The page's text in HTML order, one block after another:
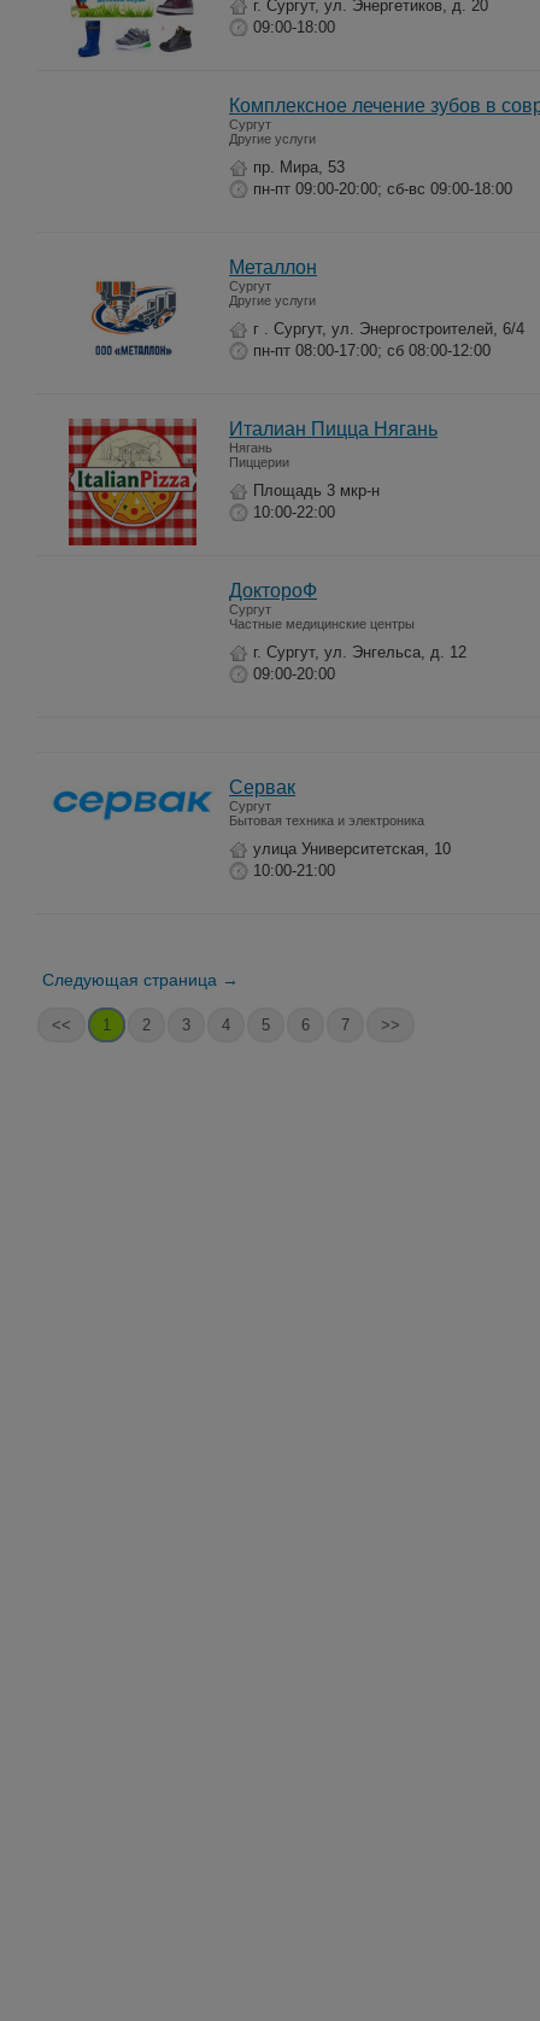
г. Сургут, ул. Энергетиков, д. 20
09:00-18:00
Комплексное лечение зубов в
Сургут
Другие услуги
пр. Мира, 53
пн-пт 09:00-20:00; сб-вс 09:00-18:00
Металлон
Сургут
Другие услуги
г . Сургут, ул. Энергостроителей, 6/4
пн-пт 08:00-17:00; сб 08:00-12:00
Италиан Пицца Нягань
Нягань
Пиццерии
Площадь 3 мкр-н
10:00-22:00
ДоктороФ
Сургут
Частные медицинские центры
г. Сургут, ул. Энгельса, д. 12
09:00-20:00
Сервак
Сургут
Бытовая техника и электроника
улица Университетская, 10
10:00-21:00
Следующая страница →
<< 1 2 3 4 5 6 7 >>